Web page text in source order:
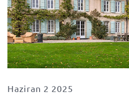
Haziran 2 2025